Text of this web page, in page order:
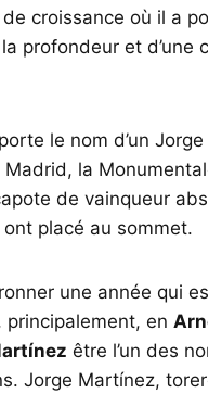
croissance où il a
profondeur et
le nom d’un
Madrid, la
de vainqueur
ont placé au sommet.
une année qui
en
être l’un des
Jorge Martínez,